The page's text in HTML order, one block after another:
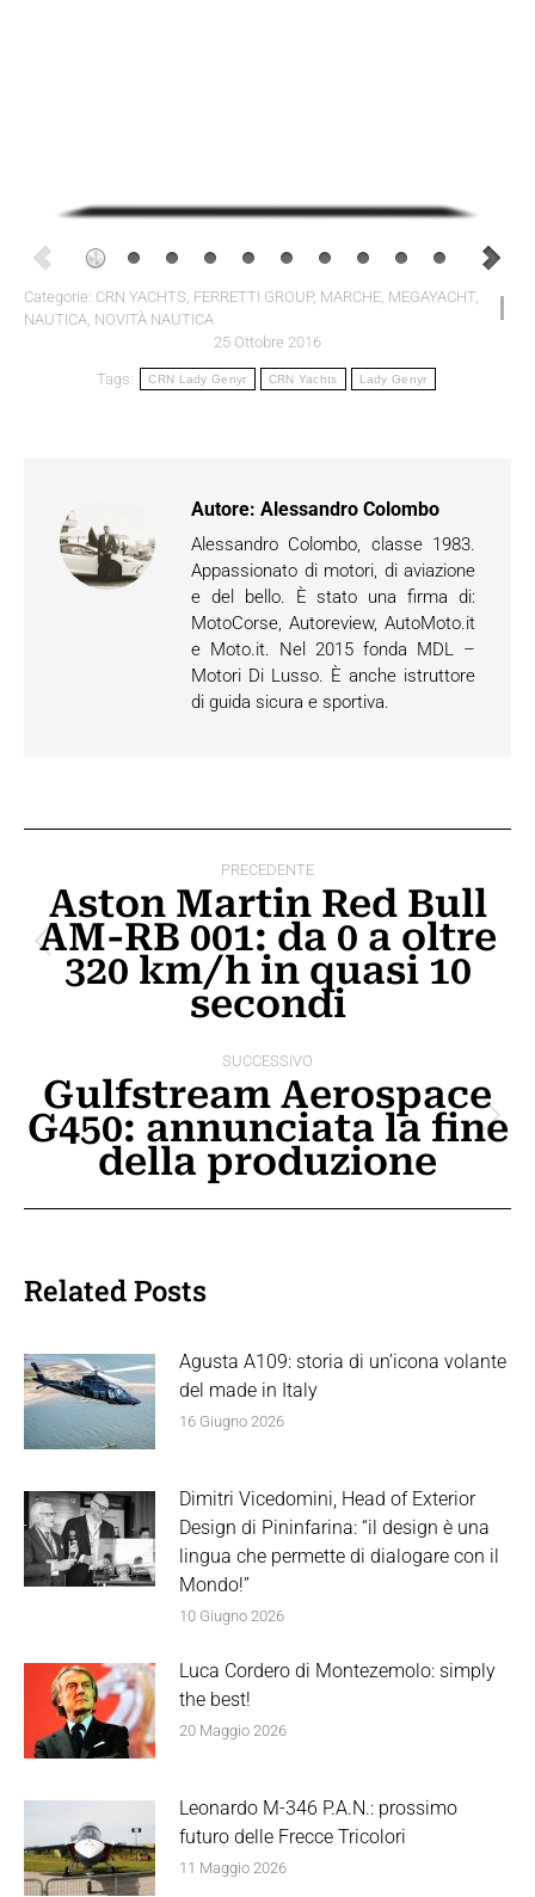
Categorie: CRN YACHTS, FERRETTI GROUP, MARCHE, MEGAYACHT,
NAUTICA, NOVITÀ NAUTICA
25 Ottobre 2016
Tags: CRN Lady Genyr CRN Yachts Lady Genyr
Autore: Alessandro Colombo
Alessandro Colombo, classe 1983.
Appassionato di motori, di aviazione
e del bello. È stato una firma di:
MotoCorse, Autoreview, AutoMoto.it
e Moto.it. Nel 2015 fonda MDL –
Motori Di Lusso. È anche istruttore
di guida sicura e sportiva.
tra
post
PRECEDENTE
Post
precedente:
Aston Martin Red Bull
AM-RB 001: da 0 a oltre
320 km/h in quasi 10
secondi
SUCCESSIVO
Prossimo
post:
Gulfstream Aerospace
G450: annunciata la fine
della produzione
Related Posts
Agusta A109: storia di un’icona volante
del made in Italy
16 Giugno 2026
Dimitri Vicedomini, Head of Exterior
Design di Pininfarina: “il design è una
lingua che permette di dialogare con il
Mondo!”
10 Giugno 2026
Luca Cordero di Montezemolo: simply
the best!
20 Maggio 2026
Leonardo M-346 P.A.N.: prossimo
futuro delle Frecce Tricolori
11 Maggio 2026